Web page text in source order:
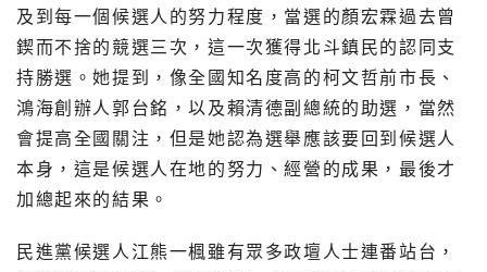
及到每一個候選人的努力程度，當選的顏宏霖過去曾
鍥而不捨的競選三次，這一次獲得北斗鎮民的認同支
持勝選。她提到，像全國知名度高的柯文哲前市長、
鴻海創辦人郭台銘，以及賴清德副總統的助選，當然
會提高全國關注，但是她認為選舉應該要回到候選人
本身，這是候選人在地的努力、經營的成果，最後才
加總起來的結果。
民進黨候選人江熊一楓雖有眾多政壇人士連番站台，